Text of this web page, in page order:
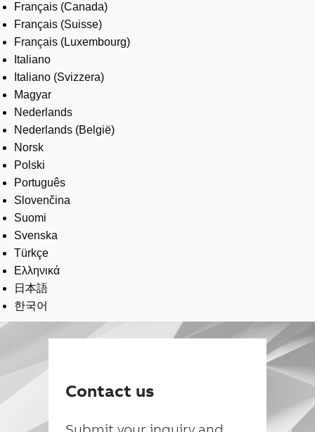
Français (Canada)
Français (Suisse)
Français (Luxembourg)
Italiano
Italiano (Svizzera)
Magyar
Nederlands
Nederlands (België)
Norsk
Polski
Português
Slovenčina
Suomi
Svenska
Türkçe
Ελληνικά
日本語
한국어
Contact us